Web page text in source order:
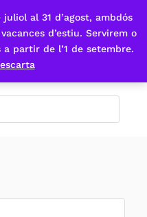
al 31 d’agost, ambdós
d’estiu. Servirem o
partir de l’1 de setembre.